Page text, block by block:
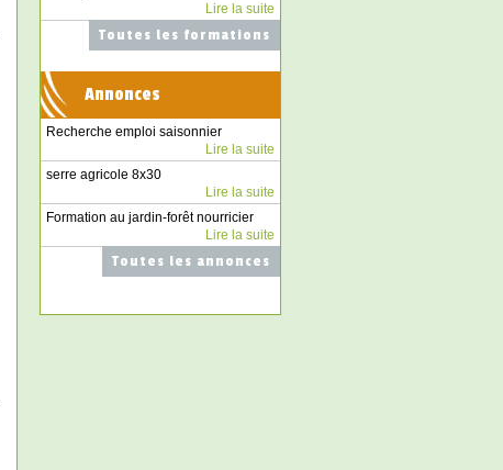
Lire la suite
Toutes les formations
Annonces
Recherche emploi saisonnier
Lire la suite
serre agricole 8x30
Lire la suite
Formation au jardin-forêt nourricier
Lire la suite
Toutes les annonces